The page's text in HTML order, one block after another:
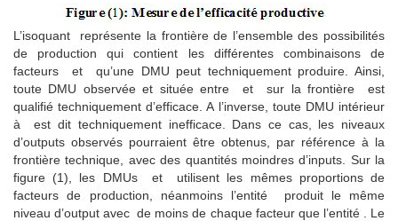
L’isoquant représente la frontière de l’ensemble des possibilités
de production qui contient les différentes combinaisons de
facteurs et qu’une DMU peut techniquement produire. Ainsi,
toute DMU observée et située entre et sur la frontière est
qualifié techniquement d’efficace. A l’inverse, toute DMU intérieur
à est dit techniquement inefficace. Dans ce cas, les niveaux
d’outputs observés pourraient être obtenus, par référence à la
frontière technique, avec des quantités moindres d’inputs. Sur la
figure (1), les DMUs et utilisent les mêmes proportions de
facteurs de production, néanmoins l’entité produit le même
niveau d’output avec de moins de chaque facteur que l’entité . Le